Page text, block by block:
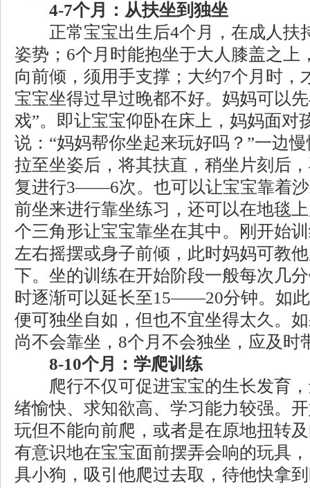
4-7个月：从扶坐到独坐
正常宝宝出生后4个月，在成人扶
姿势；6个月时能抱坐于大人膝盖之上
向前倾，须用手支撑；大约7个月时，
宝宝坐得过早过晚都不好。妈妈可以
戏”。即让宝宝仰卧在床上，妈妈面对
说：“妈妈帮你坐起来玩好吗？”一边
拉至坐姿后，将其扶直，稍坐片刻后
复进行3——6次。也可以让宝宝靠着
前坐来进行靠坐练习，还可以在地毯
个三角形让宝宝靠坐在其中。刚开始
左右摇摆或身子前倾，此时妈妈可教
下。坐的训练在开始阶段一般每次几
时逐渐可以延长至15——20分钟。如
便可独坐自如，但也不宜坐得太久。
尚不会靠坐，8个月不会独坐，应及时
8-10个月：学爬训练
爬行不仅可促进宝宝的生长发育，
绪愉快、求知欲高、学习能力较强。
玩但不能向前爬，或者是在原地扭转
有意识地在宝宝面前摆弄会响的玩具
具小狗，吸引他爬过去取，待他快拿